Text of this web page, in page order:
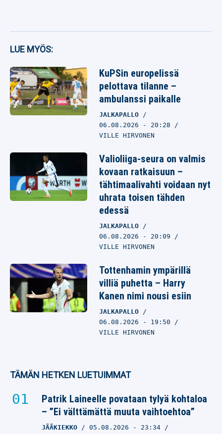
LUE MYÖS:
KuPSin europelissä
pelottava tilanne –
ambulanssi paikalle
JALKAPALLO
06.08.2026 - 20:28
VILLE HIRVONEN
Valioliiga-seura on valmis
kovaan ratkaisuun –
tähtimaalivahti voidaan nyt
uhrata toisen tähden
edessä
JALKAPALLO
06.08.2026 - 20:09
VILLE HIRVONEN
Tottenhamin ympärillä
villiä puhetta – Harry
Kanen nimi nousi esiin
JALKAPALLO
06.08.2026 - 19:50
VILLE HIRVONEN
TÄMÄN HETKEN LUETUIMMAT
Patrik Laineelle povataan tylyä kohtaloa
– ”Ei välttämättä muuta vaihtoehtoa”
JÄÄKIEKKO 05.08.2026 - 23:34